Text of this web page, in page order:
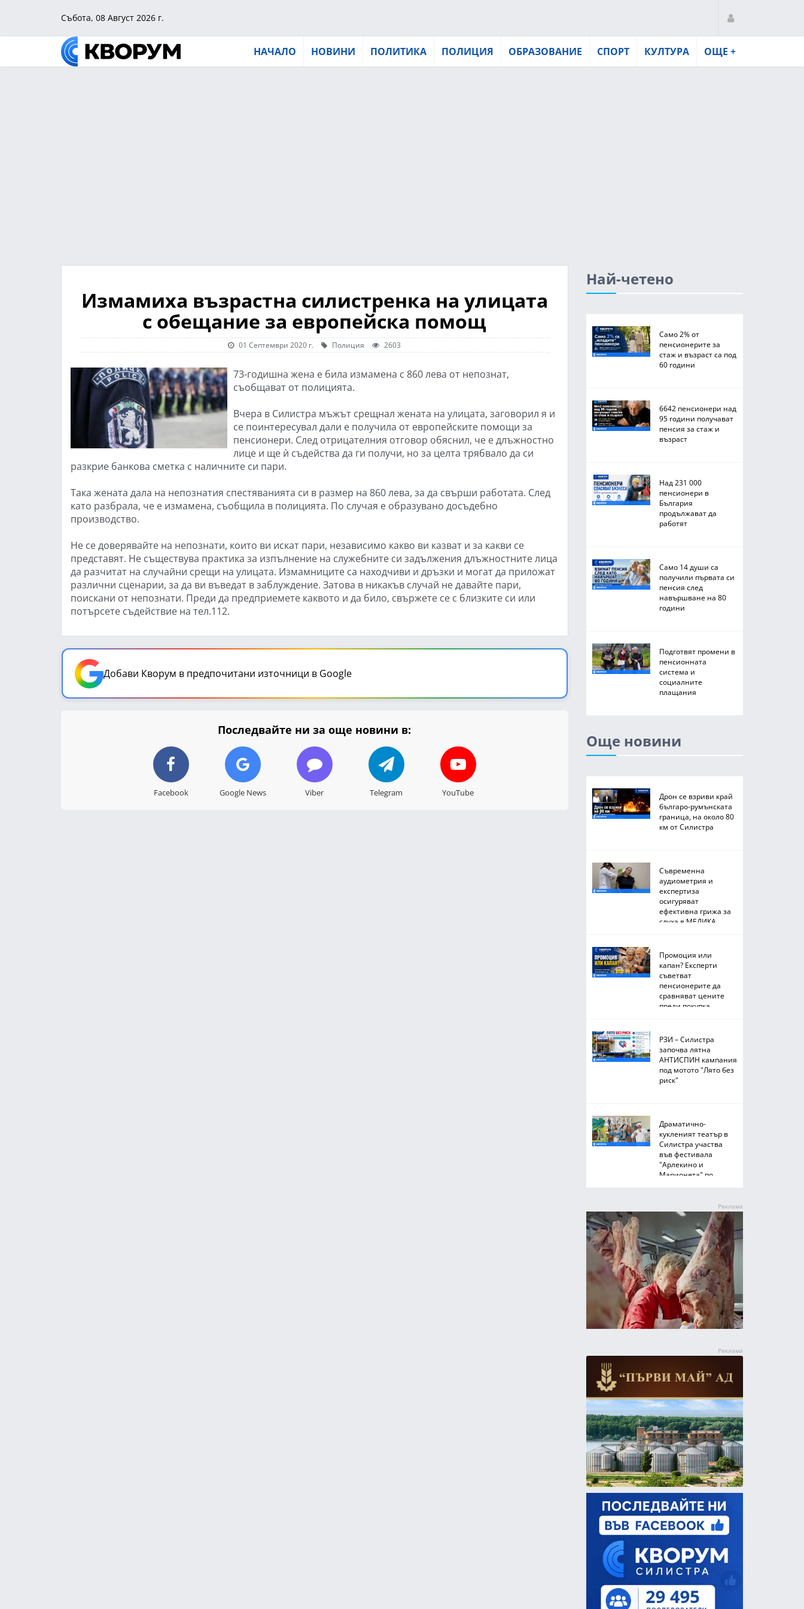
Събота, 08 Август 2026 г.
НАЧАЛО НОВИНИ ПОЛИТИКА ПОЛИЦИЯ ОБРАЗОВАНИЕ СПОРТ КУЛТУРА ОЩЕ +
Измамиха възрастна силистренка на улицата
с обещание за европейска помощ
01 Септември 2020 г. Полиция 2603
73-годишна жена е била измамена с 860 лева от непознат,
съобщават от полицията.
Вчера в Силистра мъжът срещнал жената на улицата, заговорил я и
се поинтересувал дали е получила от европейските помощи за
пенсионери. След отрицателния отговор обяснил, че е длъжностно
лице и ще ѝ съдейства да ги получи, но за целта трябвало да си
разкрие банкова сметка с наличните си пари.
Така жената дала на непознатия спестяванията си в размер на 860 лева, за да свърши работата. След
като разбрала, че е измамена, съобщила в полицията. По случая е образувано досъдебно
производство.
Не се доверявайте на непознати, които ви искат пари, независимо какво ви казват и за какви се
представят. Не съществува практика за изпълнение на служебните си задължения длъжностните лица
да разчитат на случайни срещи на улицата. Измамниците са находчиви и дръзки и могат да приложат
различни сценарии, за да ви въведат в заблуждение. Затова в никакъв случай не давайте пари,
поискани от непознати. Преди да предприемете каквото и да било, свържете се с близките си или
потърсете съдействие на тел.112.
Добави Кворум в предпочитани източници в Google
Последвайте ни за още новини в:
Facebook Google News Viber Telegram YouTube
Най-четено
Само 2% от
пенсионерите за
стаж и възраст са под
60 години
6642 пенсионери над
95 години получават
пенсия за стаж и
възраст
Над 231 000
пенсионери в
България
продължават да
работят
Само 14 души са
получили първата си
пенсия след
навършване на 80
години
Подготвят промени в
пенсионната
система и
социалните
плащания
Още новини
Дрон се взриви край
българо-румънската
граница, на около 80
км от Силистра
Съвременна
аудиометрия и
експертиза
осигуряват
ефективна грижа за
слуха в МЕДИКА
Промоция или
капан? Експерти
съветват
пенсионерите да
сравняват цените
преди покупка
РЗИ – Силистра
започва лятна
АНТИСПИН кампания
под мотото "Лято без
риск"
Драматично-
кукленият театър в
Силистра участва
във фестивала
"Арлекино и
Марионета" по